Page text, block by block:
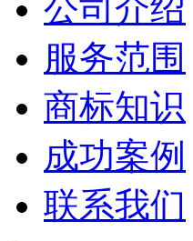
公司介绍
服务范围
商标知识
成功案例
联系我们